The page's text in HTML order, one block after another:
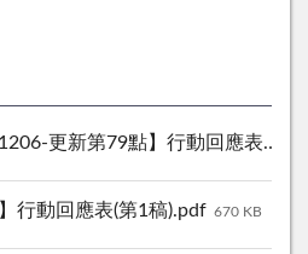
更新第79點】行動回應表(第1稿).pdf
行動回應表(第1稿).pdf 670 KB